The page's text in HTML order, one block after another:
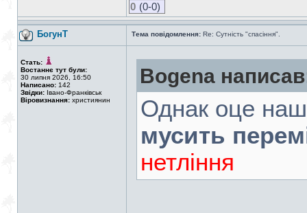
0 (0-0)
БогунТ Тема повідомлення: Re: Сутність "спасіння".
Стать:
Востаннє тут були:
30 липня 2026, 16:50
Написано: 142
Звідки: Івано-Франківськ
Віровизнання: християнин
Bogena
Однак оце
мусить
нетління